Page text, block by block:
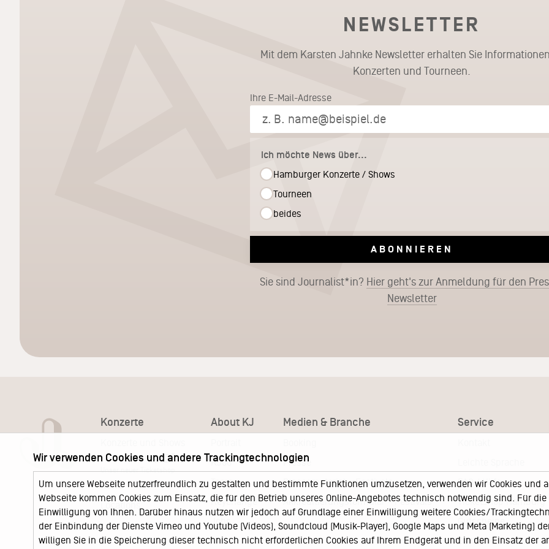
NEWSLETTER
Mit dem Karsten Jahnke Newsletter erhalten Sie
Konzerten und Tourneen.
Ihre E-Mail-Adresse
Ich möchte News über...
Hamburger Konzerte / Shows
Tourneen
beides
ABONNIEREN
Sie sind Journalist*in? Hier geht's zur Anmeldung für den
Newsletter
Konzerte
KJ Ticketshop
Unser neuer Ticketshop
News
About KJ
KJ60
Team
Keychange
Jobs
Medien & Branche
Presse
Pressematerial – Festivals
Akkreditierungsformular – Festivals
Service
FAQ / Hilfe
Ticketshop Hamburg
Gutscheine
Callback-Service
Wir verwenden Cookies und andere Trackingtechnologien
Um unsere Webseite nutzerfreundlich zu gestalten und bestimmte Funktionen umzusetzen, verwenden wir Cookies und
Webseite kommen Cookies zum Einsatz, die für den Betrieb unseres Online-Angebotes technisch notwendig sind. Für
Einwilligung von Ihnen. Darüber hinaus nutzen wir jedoch auf Grundlage einer Einwilligung weitere Cookies/
der Einbindung der Dienste Vimeo und Youtube (Videos), Soundcloud (Musik-Player), Google Maps und Meta (Marketing)
willigen Sie in die Speicherung dieser technisch nicht erforderlichen Cookies auf Ihrem Endgerät und in den Einsatz der